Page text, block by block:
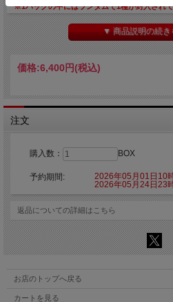
※1パックの中にはランダムで1種が封入され
※1BOXご購入いただくと全種揃います。
【販売期間】
2026年5月1日(金)10時00分～2026年5月24日(
【発送予定】
■種類：8種
■販売形態:トレーディング仕様
■サイズ：約55mm×70mm
※こちらの商品はご注文時にクレジットカー
ご了承ください。
※他の商品を一緒にご購入した場合もご注文
す。
※受注生産商品のため、お申込み後のキャン
い。
※他商品と一緒に購入した場合、予約商品と
▼ 商品説明の続
価格:6,400円(税込)
注文
購入数： BOX
予約期間:
2026年05月01日10
2026年05月24日23
返品についての詳細はこちら
お店のトップへ戻る
カートを見る